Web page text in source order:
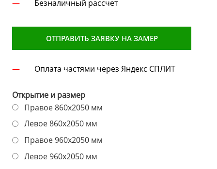
Безналичный рассчет
ОТПРАВИТЬ ЗАЯВКУ НА ЗАМЕР
Оплата частями через Яндекс СПЛИТ
Открытие и размер
Правое 860х2050 мм
Левое 860х2050 мм
Правое 960х2050 мм
Левое 960х2050 мм